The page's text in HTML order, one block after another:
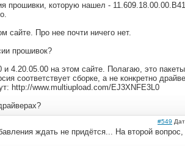
прошивки, которую нашел -
сайте. Про нее почти ничего нет.
прошивок?
4.20.05.00 на этом сайте. Полагаю, это
соответствует сборке, а не конкретно
http://www.multiupload.com/EJ3XNFE3L0
#549
ждать не придётся... На второй